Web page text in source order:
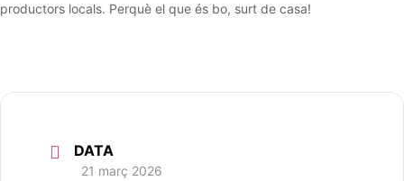
productors locals. Perquè el que és bo, surt de casa!
DATA
21 març 2026